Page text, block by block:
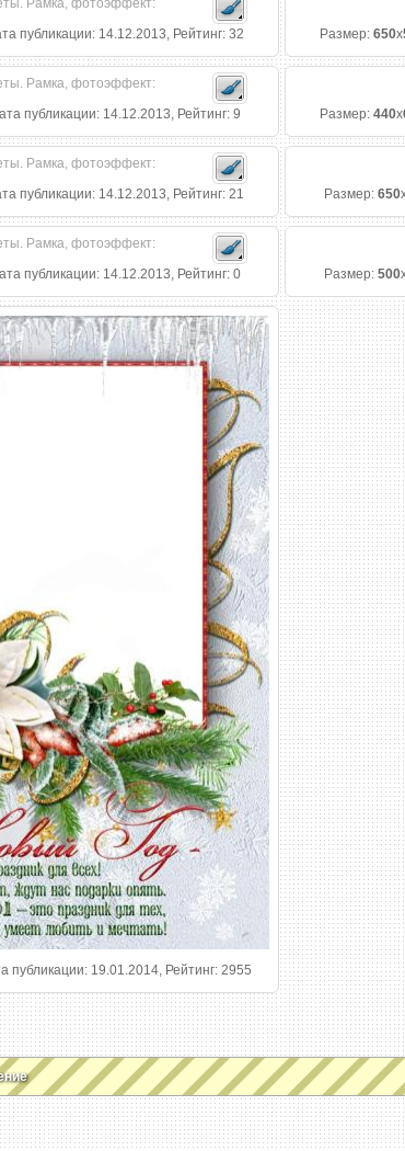
публикации: 14.12.2013, Рейтинг: 32 Размер: 650x
публикации: 14.12.2013, Рейтинг: 9 Размер: 440x
публикации: 14.12.2013, Рейтинг: 21 Размер: 650
публикации: 14.12.2013, Рейтинг: 0 Размер: 500
публикации: 19.01.2014, Рейтинг: 2955